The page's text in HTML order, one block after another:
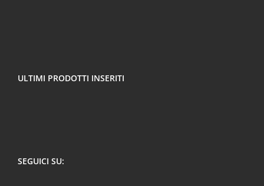
ULTIMI PRODOTTI INSERITI
SEGUICI SU: